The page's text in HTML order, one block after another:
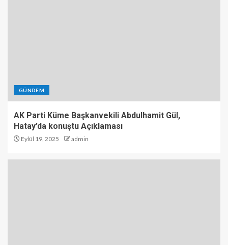
GÜNDEM
AK Parti Küme Başkanvekili Abdulhamit Gül,
Hatay’da konuştu Açıklaması
Eylül 19, 2025 admin